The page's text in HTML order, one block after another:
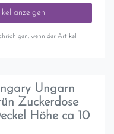
anzeigen
wenn der Artikel
Ungarn
Zuckerdose
Höhe ca 10